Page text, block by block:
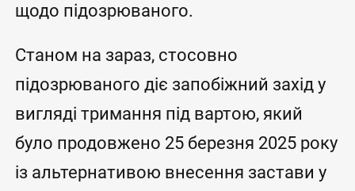
щодо підозрюваного.
Станом на зараз, стосовно
підозрюваного діє запобіжний захід у
вигляді тримання під вартою, який
було продовжено 25 березня 2025 року
із альтернативою внесення застави у